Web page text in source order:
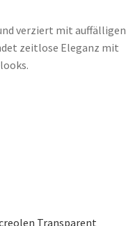
verziert mit auffälligen
zeitlose Eleganz mit
Transparent